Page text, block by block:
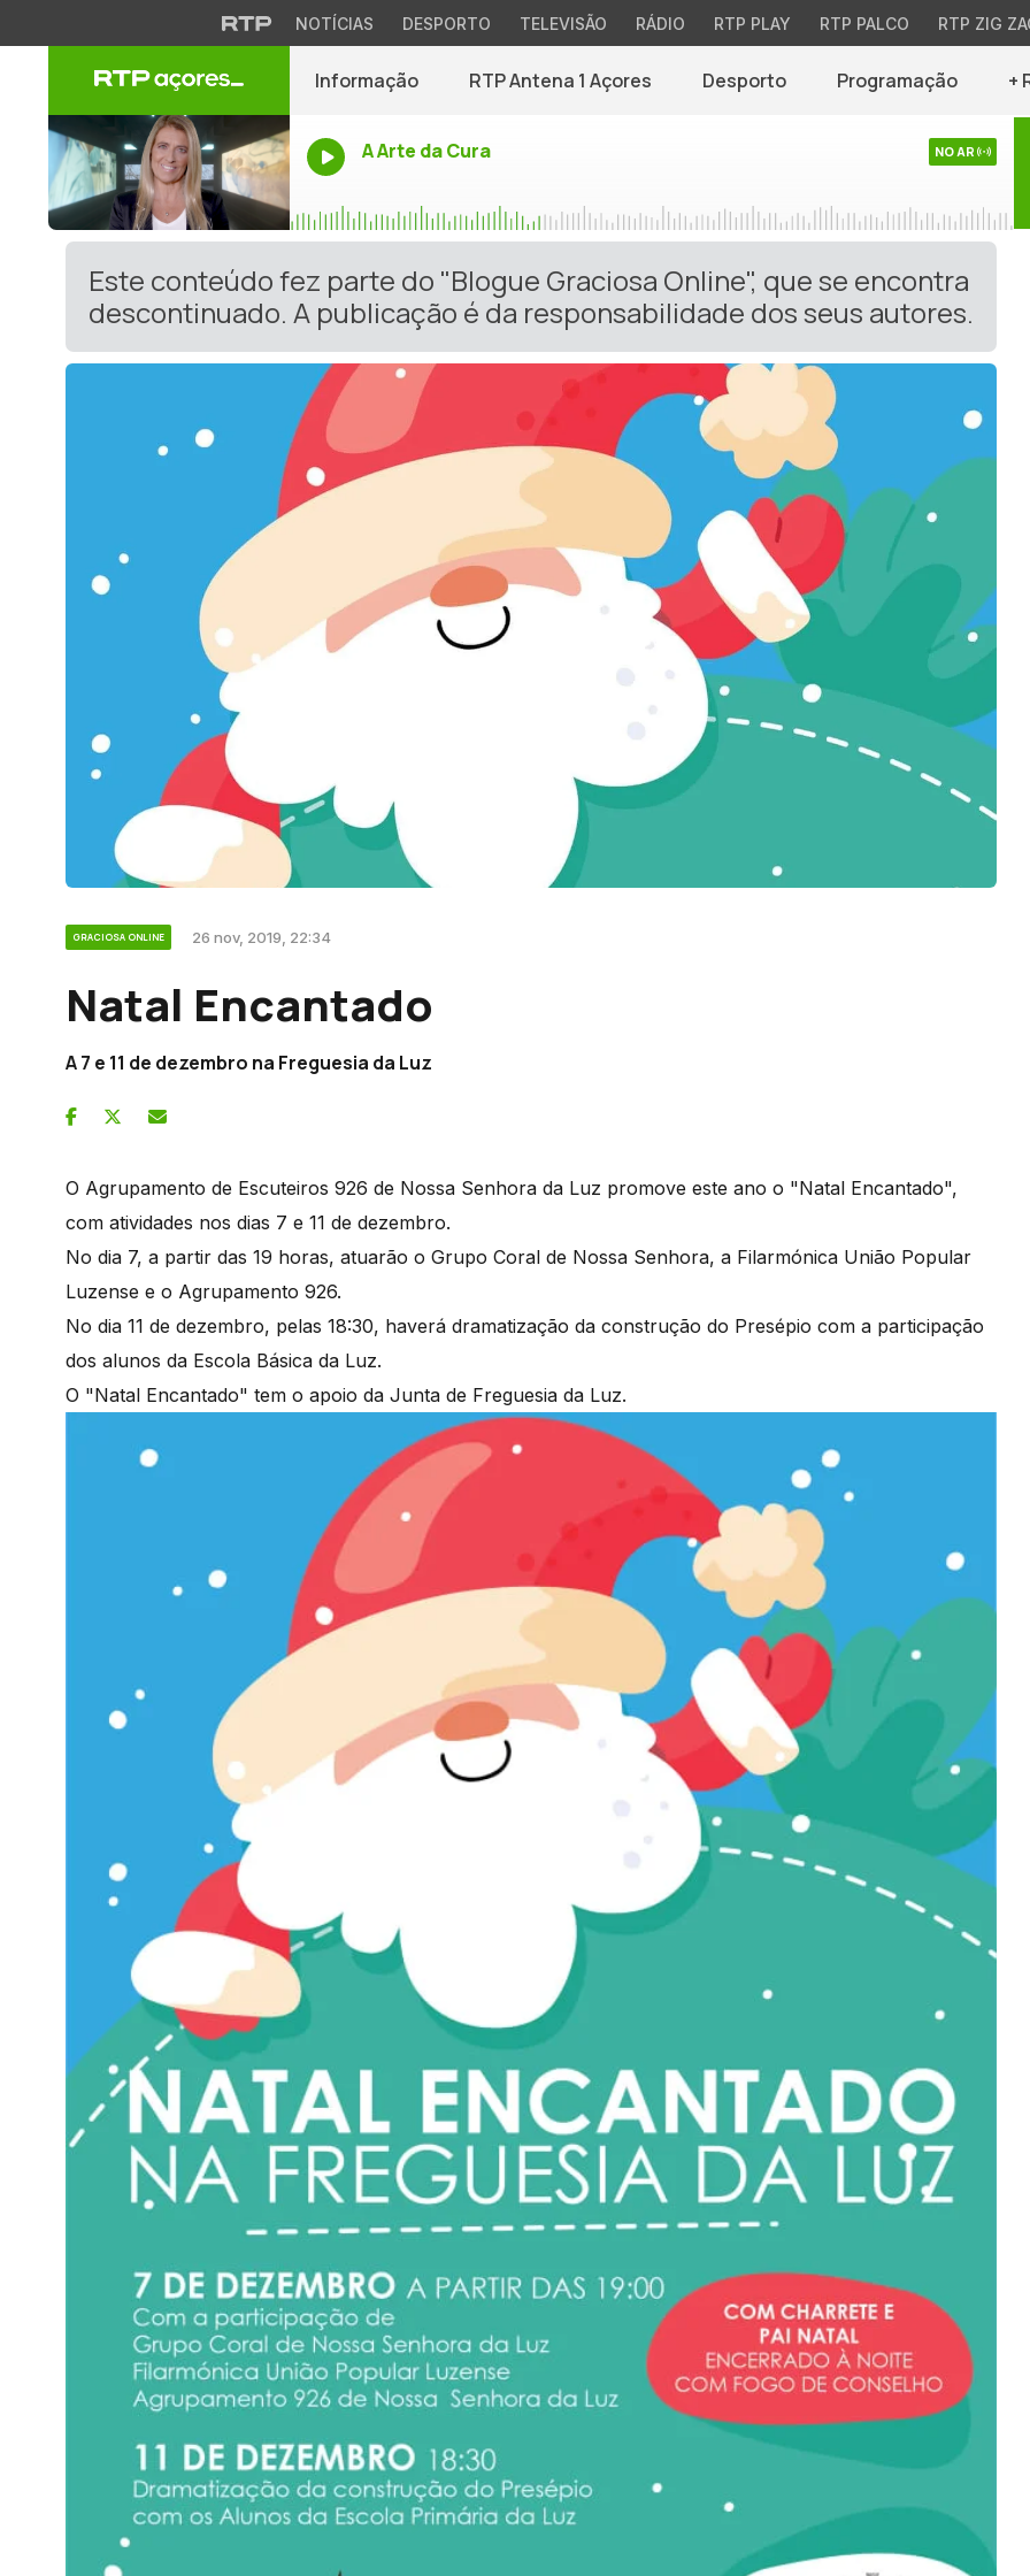
NOTÍCIAS DESPORTO TELEVISÃO RÁDIO RTP PLAY RTP PALCO RTP ZIG
Informação RTP Antena 1 Açores Desporto Programação +
A Arte da Cura NO AR
Este conteúdo fez parte do "Blogue Graciosa Online", que se encontra
descontinuado. A publicação é da responsabilidade dos seus autores.
GRACIOSA ONLINE 26 nov, 2019, 22:34
Natal Encantado
A 7 e 11 de dezembro na Freguesia da Luz
O Agrupamento de Escuteiros 926 de Nossa Senhora da Luz promove este ano o "Natal Encantado",
com atividades nos dias 7 e 11 de dezembro.
No dia 7, a partir das 19 horas, atuarão o Grupo Coral de Nossa Senhora, a Filarmónica União Popular
Luzense e o Agrupamento 926.
No dia 11 de dezembro, pelas 18:30, haverá dramatização da construção do Presépio com a participação
dos alunos da Escola Básica da Luz.
O "Natal Encantado" tem o apoio da Junta de Freguesia da Luz.